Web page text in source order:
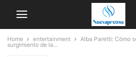
Home entertainment
Alba Paretti: Cómo
surgimiento de la...